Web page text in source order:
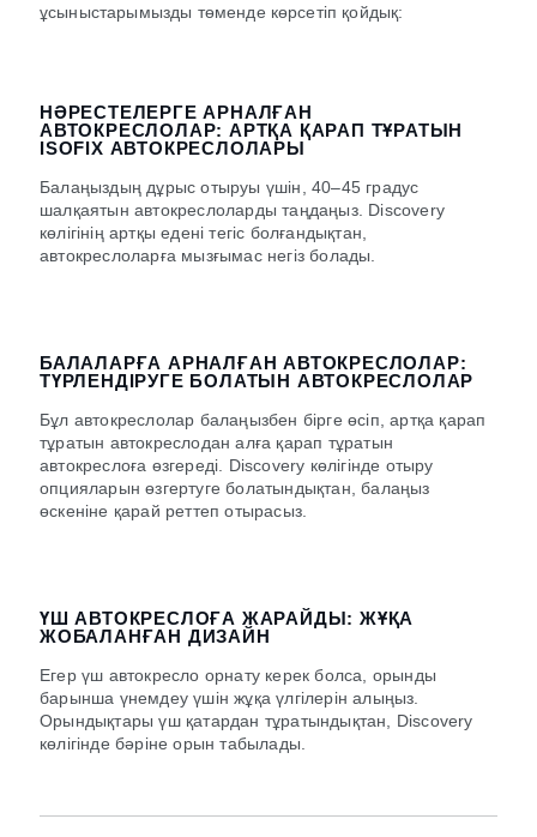
ұсыныстарымызды төменде көрсетіп қойдық:
НӘРЕСТЕЛЕРГЕ АРНАЛҒАН
АВТОКРЕСЛОЛАР: АРТҚА ҚАРАП ТҰРАТЫН
ISOFIX АВТОКРЕСЛОЛАРЫ
Балаңыздың дұрыс отыруы үшін, 40–45 градус
шалқаятын автокреслоларды таңдаңыз. Discovery
көлігінің артқы едені тегіс болғандықтан,
автокреслоларға мызғымас негіз болады.
БАЛАЛАРҒА АРНАЛҒАН АВТОКРЕСЛОЛАР:
ТҮРЛЕНДІРУГЕ БОЛАТЫН АВТОКРЕСЛОЛАР
Бұл автокреслолар балаңызбен бірге өсіп, артқа қарап
тұратын автокреслодан алға қарап тұратын
автокреслоға өзгереді. Discovery көлігінде отыру
опцияларын өзгертуге болатындықтан, балаңыз
өскеніне қарай реттеп отырасыз.
ҮШ АВТОКРЕСЛОҒА ЖАРАЙДЫ: ЖҰҚА
ЖОБАЛАНҒАН ДИЗАЙН
Егер үш автокресло орнату керек болса, орынды
барынша үнемдеу үшін жұқа үлгілерін алыңыз.
Орындықтары үш қатардан тұратындықтан, Discovery
көлігінде бәріне орын табылады.